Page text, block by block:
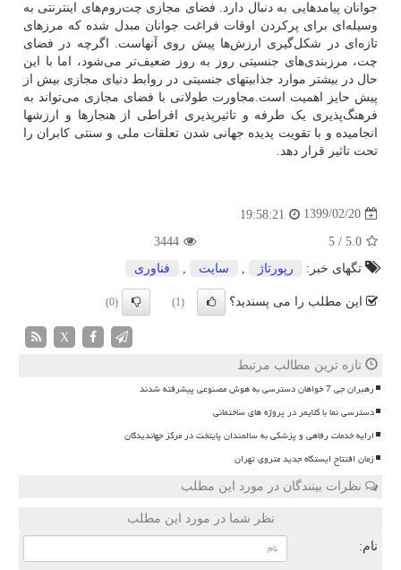
جوانان پیامدهایی به دنبال دارد. فضای مجازی چت‌روم‌های اینترنتی به
وسیله‌ای برای پرکردن اوقات فراغت جوانان مبدل شده که مرزهای
تازه‌ای در شکل‌گیری ارزش‌ها پیش روی آنهاست. اگرچه در فضای
چت، مرزبندی‌های جنسیتی روز به روز ضعیف‌تر می‌شود، اما با این
حال در بیشتر موارد جذابیتهای جنسیتی در روابط دنیای مجازی بیش از
پیش حایز اهمیت است.مجاورت طولانی با فضای مجازی می‌تواند به
فرهنگ‌پذیری یک طرفه و تاثیرپذیری افراطی از هنجارها و ارزشها
انجامیده و با تقویت پدیده جهانی شدن تعلقات ملی و سنتی کابران را
تحت تاثیر قرار دهد.
1399/02/20
19:58:21
5.0
/
5
3444
تگهای خبر:
رپورتاژ سایت فناوری
این مطلب را می پسندید؟ (1)
(0)
X
تازه ترین مطالب مرتبط
رهبران جی 7 خواهان دسترسی به هوش مصنوعی پیشرفته شدند
دسترسی نما با کلایمر در پروژه های ساختمانی
ارایه خدمات رفاهی و پزشکی به سالمندان پایتخت در مرکز جهاندیدگان
زمان افتتاح ایستگاه جدید متروی تهران
نظرات بینندگان در مورد این مطلب
نظر شما در مورد این مطلب
نام: